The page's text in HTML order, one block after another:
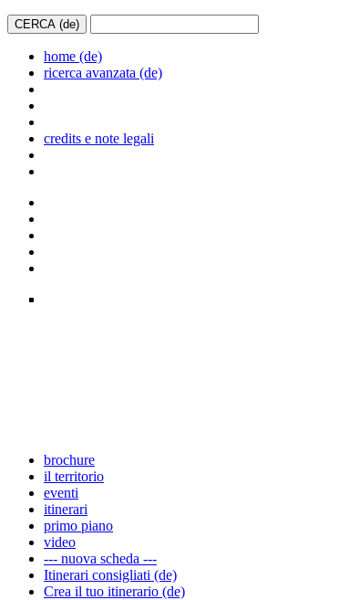
home (de)
ricerca avanzata (de)
credits e note legali
brochure
il territorio
eventi
itinerari
primo piano
video
--- nuova scheda ---
Itinerari consigliati (de)
Crea il tuo itinerario (de)